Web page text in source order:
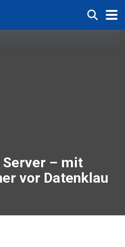
Server – mit
vor Datenklau